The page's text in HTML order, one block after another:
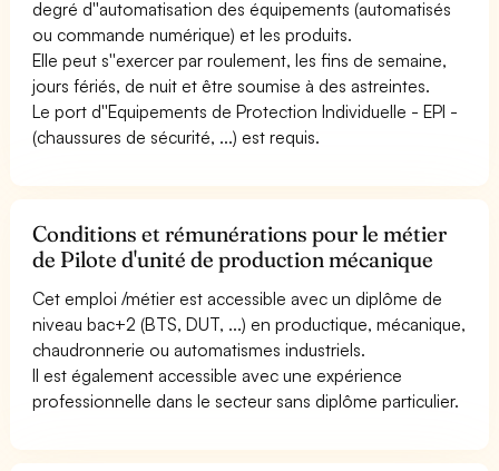
degré d''automatisation des équipements (automatisés
ou commande numérique) et les produits.
Elle peut s''exercer par roulement, les fins de semaine,
jours fériés, de nuit et être soumise à des astreintes.
Le port d''Equipements de Protection Individuelle - EPI -
(chaussures de sécurité, ...) est requis.
Conditions et rémunérations pour le métier
de Pilote d'unité de production mécanique
Cet emploi /métier est accessible avec un diplôme de
niveau bac+2 (BTS, DUT, ...) en productique, mécanique,
chaudronnerie ou automatismes industriels.
Il est également accessible avec une expérience
professionnelle dans le secteur sans diplôme particulier.